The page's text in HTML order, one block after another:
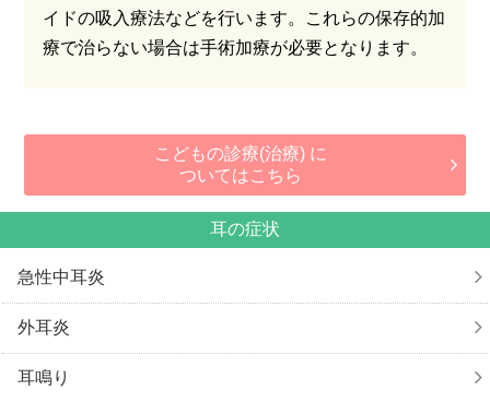
イドの吸入療法などを行います。これらの保存的加
療で治らない場合は手術加療が必要となります。
こどもの診療(治療) に
ついてはこちら
耳の症状
急性中耳炎
外耳炎
耳鳴り